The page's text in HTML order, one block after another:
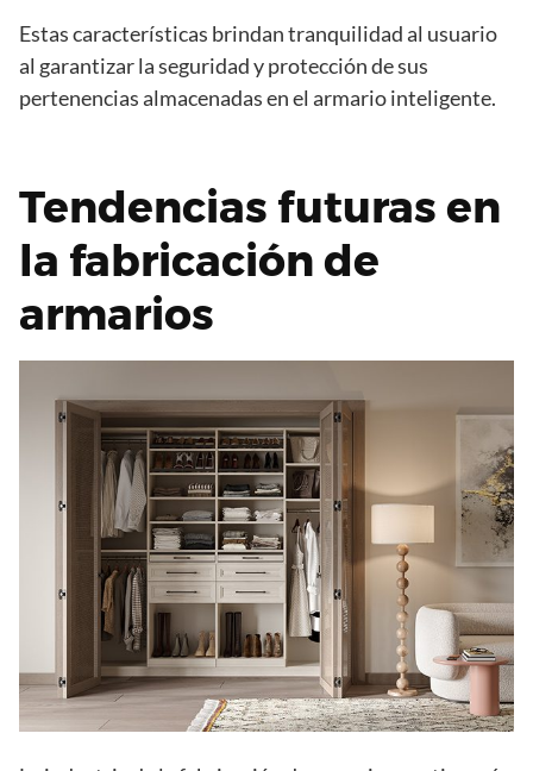
Estas características brindan tranquilidad al usuario
al garantizar la seguridad y protección de sus
pertenencias almacenadas en el armario inteligente.
Tendencias futuras en
la fabricación de
armarios